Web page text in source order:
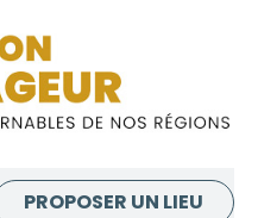
PROPOSER UN LIEU